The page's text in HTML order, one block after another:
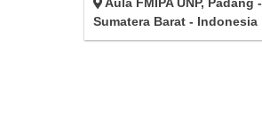
Aula FMIPA UNP, Padang -
Sumatera Barat - Indonesia